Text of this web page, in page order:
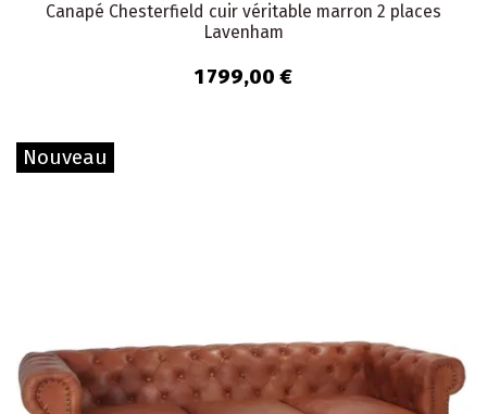
Canapé Chesterfield cuir véritable marron 2 places
Lavenham
1 799,00 €
Nouveau